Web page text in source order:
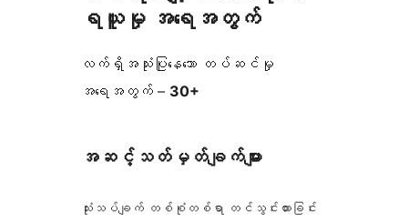
ရယူမှု အရေအတွက်
လက်ရှိအသုံးပြုနေသော တပ်ဆင်မှု
အရေအတွက် – 30+
အဆင့်သတ်မှတ်ချက်များ
သုံးသပ်ချက် တစ်စုံတစ်ရာ တင်သွင်းထားခြင်း